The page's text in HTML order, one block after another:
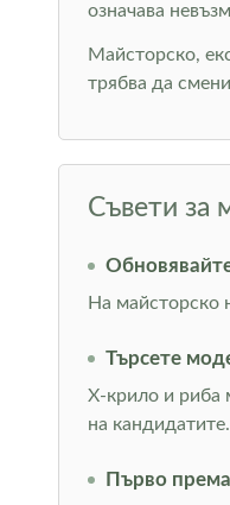
означава
Майсторско,
трябва да
Съвети за
На майсторско
Търсете
Х-крило и риба
на кандидатите.
Първо